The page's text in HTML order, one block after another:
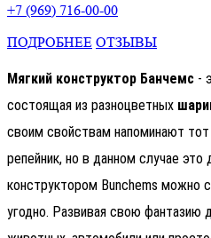
+7 (969) 716-00-00
ПОДРОБНЕЕ ОТЗЫВЫ
Мягкий конструктор Банчемс -
состоящая из разноцветных
своим свойствам напоминают
репейник, но в данном случае
конструктором Bunchems можно
угодно. Развивая свою фантазию